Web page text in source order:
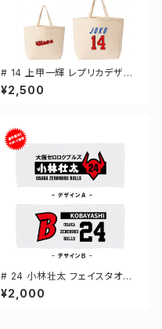
# 14 上甲一輝 レプリカデザイ
ン 選手還元 キャンバストートバ
ッグ 2カラー MLサイズ 00077
¥2,500
# 24 小林壮太 フェイスタオル
選手還元 2デザイン FT0144
¥2,000